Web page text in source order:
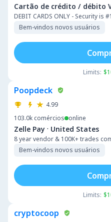
Cartão de crédito / débito
DEBIT CARDS ONLY - Security is #1
Bem-vindos novos usuários
Limits:
Poopdeck
4.99
103.0k comércios online
Zelle Pay · United States
8 year vendor & 100K+ trades
Bem-vindos novos usuários
Limits:
cryptocoop